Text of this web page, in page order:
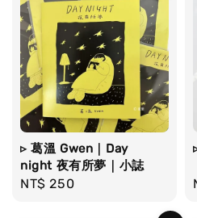
▹ 葛溫 Gwen｜Day
night 夜有所夢｜小誌
Regular
NT$ 250